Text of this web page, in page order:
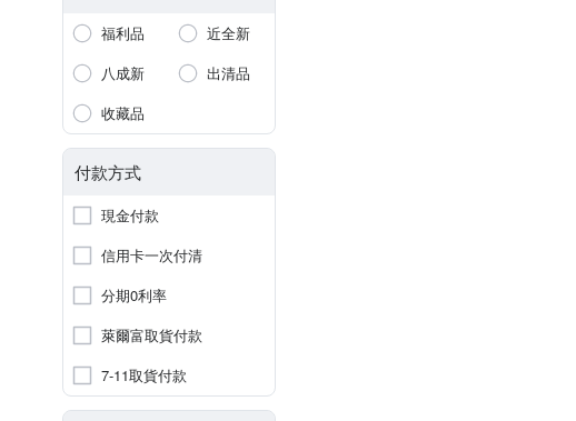
福利品
近全新
八成新
出清品
收藏品
付款方式
現金付款
信用卡一次付清
分期0利率
萊爾富取貨付款
7-11取貨付款